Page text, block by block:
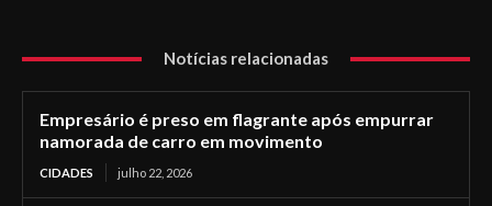
Notícias relacionadas
Empresário é preso em flagrante após empurrar
namorada de carro em movimento
CIDADES julho 22, 2026